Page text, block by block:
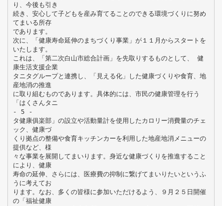
り、今後も引き
続き、安心して子どもを産み育てることのできる環境づくりに努め
てまいる所存
であります。
次に、「健康寿命延伸のまちづくり事業」が１１月からスタートを
いたします。
これは、「第二次白山市総合計画」を先取りするものとして、 健
康生活支援企業
タニタグループと連携し、「見える化」した健康づくりや食育、地
産地消の推進
に取り組むものであります。具体的には、市民の健康管理を行う
「はくさんタニ
- 5 -
タ健康俱楽部」の設立や活動量計を使用したカロリー消費量のチェ
ック、健康づ
くり拠点の整備や食育キッチンカーを利用した地産地消メニューの
提供など、様
々な事業を展開してまいります。身近な健康づくりを推進すること
により、健康
寿命の延伸、さらには、医療費の抑制に繋げてまいりたいというふ
うに考えてお
ります。なお、多くの皆様に参加いただけるよう、９月２５日開催
の「福祉健康